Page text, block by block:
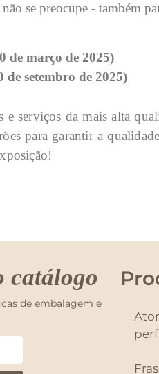
se preocupe - também
de março de 2025)
setembro de 2025)
serviços da mais alta
para garantir a
catálogo
de embalagem e